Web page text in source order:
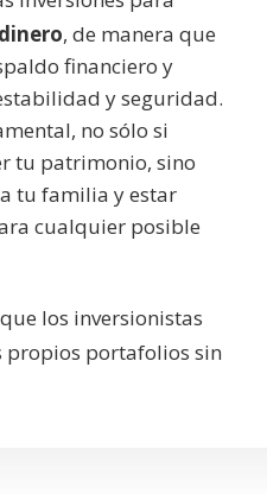
, de manera que
financiero y
y seguridad.
no sólo si
tu patrimonio, sino
tu familia y estar
cualquier posible
los inversionistas
propios portafolios sin